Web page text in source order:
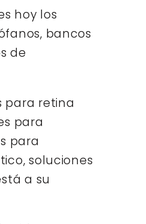
hoy los
bancos
de
para retina
para
para
soluciones
a su